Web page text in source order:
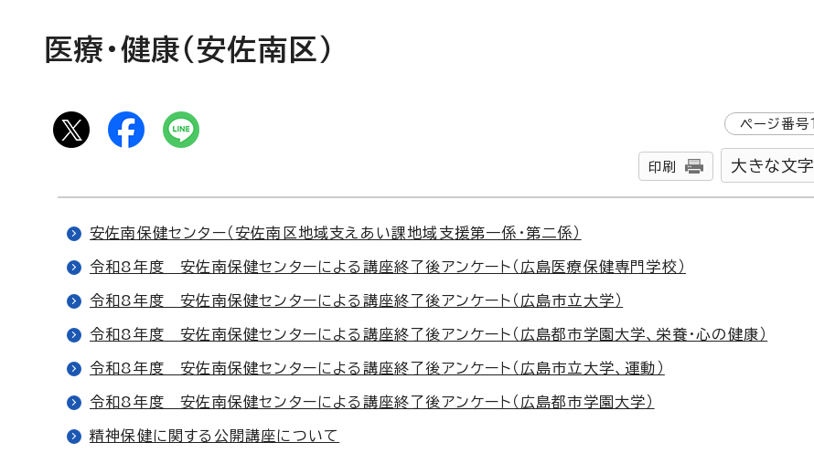
医療・健康（安佐南区）
ページ番号
印刷 大きな文
安佐南保健センター（安佐南区地域支えあい課地域支援第一係・第二係）
令和8年度 安佐南保健センターによる講座終了後アンケート（広島医療保健専門学校）
令和8年度 安佐南保健センターによる講座終了後アンケート（広島市立大学）
令和8年度 安佐南保健センターによる講座終了後アンケート（広島都市学園大学、栄養・心の健康）
令和8年度 安佐南保健センターによる講座終了後アンケート（広島市立大学、運動）
令和8年度 安佐南保健センターによる講座終了後アンケート（広島都市学園大学）
精神保健に関する公開講座について